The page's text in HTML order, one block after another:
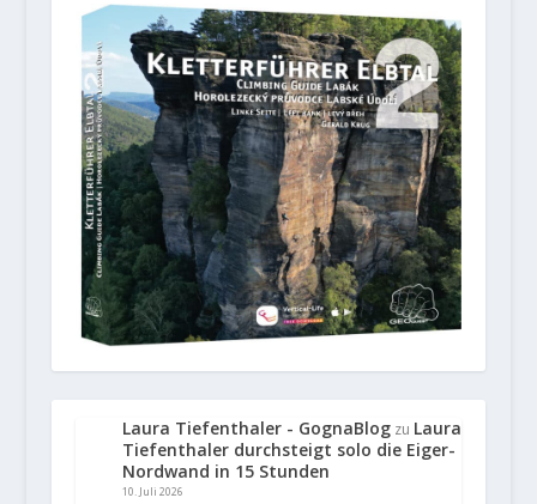
Laura Tiefenthaler - GognaBlogzu Laura
Tiefenthaler durchsteigt solo die Eiger-
Nordwand in 15 Stunden
10. Juli 2026